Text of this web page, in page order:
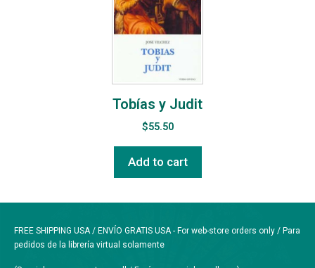
Tobías y Judit
$55.50
Add to cart
FREE SHIPPING USA / ENVÍO GRATIS USA - For web-store orders only / Para
pedidos de la librería virtual solamente